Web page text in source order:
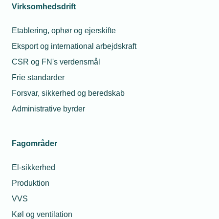
Virksomhedsdrift
Etablering, ophør og ejerskifte
Eksport og international arbejdskraft
CSR og FN's verdensmål
Frie standarder
Forsvar, sikkerhed og beredskab
Administrative byrder
Fagområder
El-sikkerhed
Produktion
VVS
Køl og ventilation
Få uddannet en arbejdsmand
Der findes en række forskellige muligheder for at få
uddannet nuværende medarbejdere til at være
Læs mere
Både virksomheder og medarbejdere kan søge om
kompetencefondene. Læs om mulighederne
indenfor din branche.